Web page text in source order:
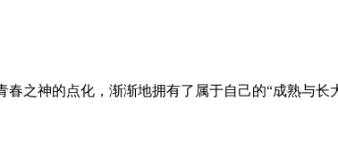
之神的点化，渐渐地拥有了属于自己的“成熟与长